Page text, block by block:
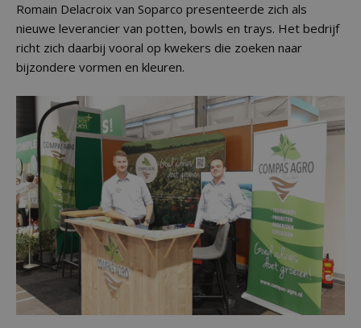
Romain Delacroix van Soparco presenteerde zich als
nieuwe leverancier van potten, bowls en trays. Het bedrijf
richt zich daarbij vooral op kwekers die zoeken naar
bijzondere vormen en kleuren.